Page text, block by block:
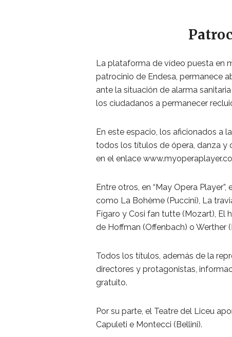
La plataforma de vídeo puesta en
patrocinio de Endesa, permanece
ante la situación de alarma
los ciudadanos a permanecer
En este espacio, los aficionados a
todos los títulos de ópera, danza y
en el enlace
Entre otros, en “May Opera
como La Bohème (Puccini), La
Fígaro y Cosi fan tutte (Mozart), El
de Hoffman (Offenbach) o Werther
Todos los títulos, además de la
directores y protagonistas,
gratuito.
Por su parte, el Teatre del Liceu
Capuleti e Montecci (Bellini).